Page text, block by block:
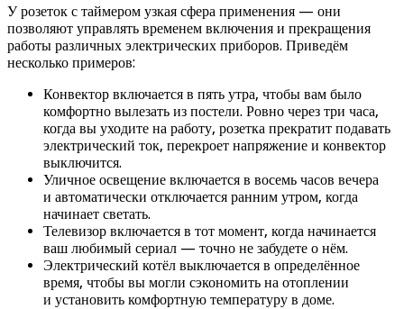
У розеток с таймером узкая сфера применения — они
позволяют управлять временем включения и прекращения
работы различных электрических приборов. Приведём
несколько примеров:
Конвектор включается в пять утра, чтобы вам было
комфортно вылезать из постели. Ровно через три часа,
когда вы уходите на работу, розетка прекратит подавать
электрический ток, перекроет напряжение и конвектор
выключится.
Уличное освещение включается в восемь часов вечера
и автоматически отключается ранним утром, когда
начинает светать.
Телевизор включается в тот момент, когда начинается
ваш любимый сериал — точно не забудете о нём.
Электрический котёл выключается в определённое
время, чтобы вы могли сэкономить на отоплении
и установить комфортную температуру в доме.